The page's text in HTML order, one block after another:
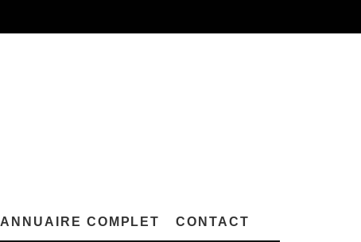
ANNUAIRE COMPLET CONTACT